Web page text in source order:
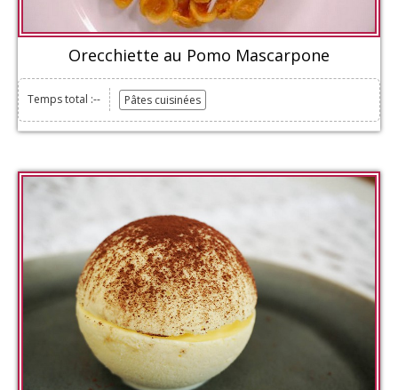
Orecchiette au Pomo Mascarpone
Temps total :-- Pâtes cuisinées